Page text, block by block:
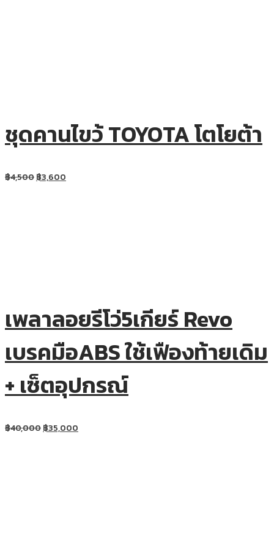
ชุดคานไขว้ TOYOTA โตโยต้า
฿4,500฿3,600
เพลาลอยรีโว่5เกียร์ Revo
เบรคมือABS ใช้เฟืองท้ายเดิม
+ เซ็ตอุปกรณ์
฿40,000฿35,000